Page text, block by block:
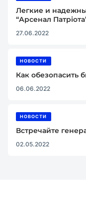
Легкие и
“Арсенал
27.06.2022
НОВОСТИ
Как обезопасить
06.06.2022
НОВОСТИ
Встречайте
02.05.2022